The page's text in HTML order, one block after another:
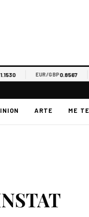
EUR/GBP0.8567
ARTE ME